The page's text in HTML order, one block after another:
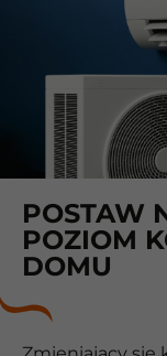
POSTAW
POZIOM
DOMU